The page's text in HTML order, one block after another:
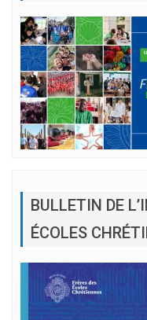
BULLETIN DE
ÉCOLES